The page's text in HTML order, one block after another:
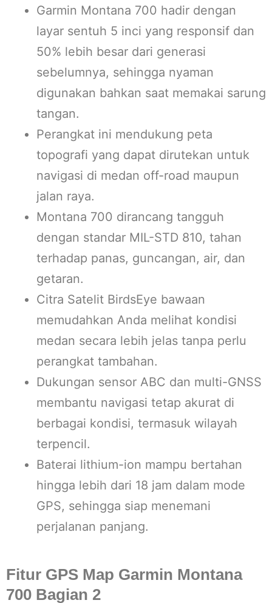
Garmin Montana 700 hadir dengan
layar sentuh 5 inci yang responsif dan
50% lebih besar dari generasi
sebelumnya, sehingga nyaman
digunakan bahkan saat memakai sarung
tangan.
Perangkat ini mendukung peta
topografi yang dapat dirutekan untuk
navigasi di medan off-road maupun
jalan raya.
Montana 700 dirancang tangguh
dengan standar MIL-STD 810, tahan
terhadap panas, guncangan, air, dan
getaran.
Citra Satelit BirdsEye bawaan
memudahkan Anda melihat kondisi
medan secara lebih jelas tanpa perlu
perangkat tambahan.
Dukungan sensor ABC dan multi-GNSS
membantu navigasi tetap akurat di
berbagai kondisi, termasuk wilayah
terpencil.
Baterai lithium-ion mampu bertahan
hingga lebih dari 18 jam dalam mode
GPS, sehingga siap menemani
perjalanan panjang.
Fitur GPS Map Garmin Montana
700 Bagian 2